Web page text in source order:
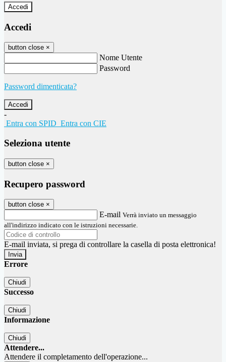
Accedi
Accedi
button close ×
Nome Utente
Password
Password dimenticata?
-
Entra con SPID Entra con CIE
Seleziona utente
button close ×
Recupero password
button close ×
E-mail Verrà inviato un messaggio
all'indirizzo indicato con le istruzioni necessarie.
E-mail inviata, si prega di controllare la casella di posta elettronica!
Errore
Chiudi
Successo
Chiudi
Informazione
Chiudi
Attendere...
Attendere il completamento dell'operazione...